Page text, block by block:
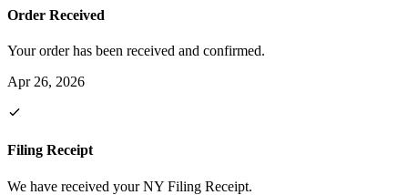
Order Received
Your order has been received and confirmed.
Apr 26, 2026
Filing Receipt
We have received your NY Filing Receipt.